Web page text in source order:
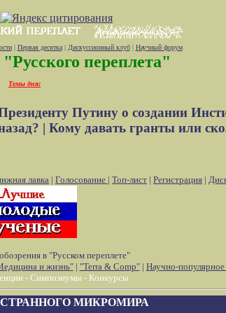
| Первая десятка| Дискуссионный клуб| Научный форум
переплета"
Темы дня:
Путину о создании
| Кому давать гранты или
лавка | Голосование | Топ-лист | Регистрация |
в "Русском переплете"
и жизнь"| "Terra & Comp"| Научно-
- Симпозиумы - Конкурсы
МИКРОМИРА